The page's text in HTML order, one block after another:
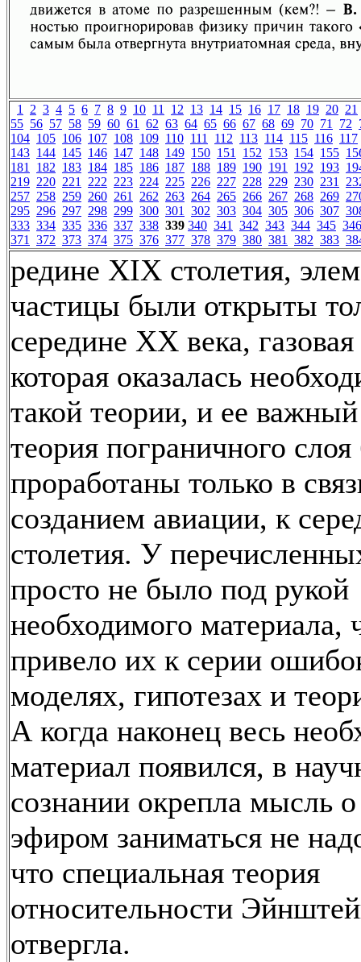
1 2 3 4 5 6 7 8 9 10 11 12 13 14 15 16 17 18 19 20 21
55 56 57 58 59 60 61 62 63 64 65 66 67 68 69 70 71 72
104 105 106 107 108 109 110 111 112 113 114 115 116 117
143 144 145 146 147 148 149 150 151 152 153 154 155
181 182 183 184 185 186 187 188 189 190 191 192 193
219 220 221 222 223 224 225 226 227 228 229 230 231
257 258 259 260 261 262 263 264 265 266 267 268 269
295 296 297 298 299 300 301 302 303 304 305 306 307
333 334 335 336 337 338 339 340 341 342 343 344 345 346
371 372 373 374 375 376 377 378 379 380 381 382 383
редине XIX столетия,
частицы были открыты
середине XX века,
которая оказалась
такой теории, и ее
теория пограничного
проработаны только в
созданием авиации, к
столетия. У
просто не было под рукой
необходимого материала,
привело их к серии
моделях, гипотезах и
А когда наконец весь
материал появился, в
сознании окрепла мысль
эфиром заниматься не
что специальная теория
относительности
отвергла.